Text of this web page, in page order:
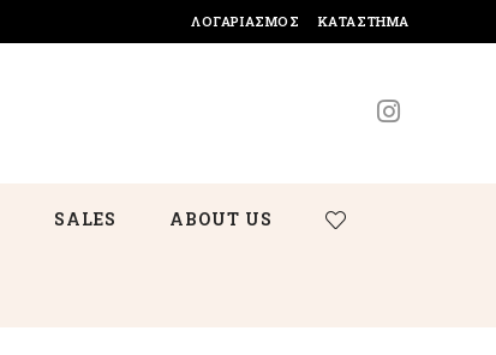
ΛΟΓΑΡΙΑΣΜΌΣ ΚΑΤΆΣΤΗΜΑ
SALES ABOUT US